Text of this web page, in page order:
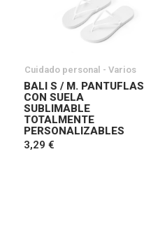
Cuidado personal - Varios
BALI S / M. PANTUFLAS
CON SUELA
SUBLIMABLE
TOTALMENTE
PERSONALIZABLES
3,29 €